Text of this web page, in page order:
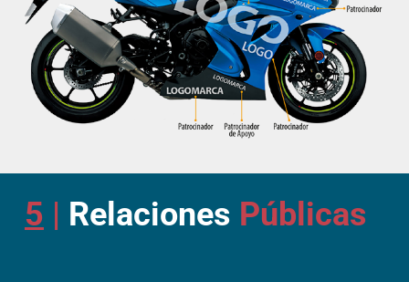
5 | Relaciones Públicas